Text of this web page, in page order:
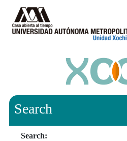
Search
Search: